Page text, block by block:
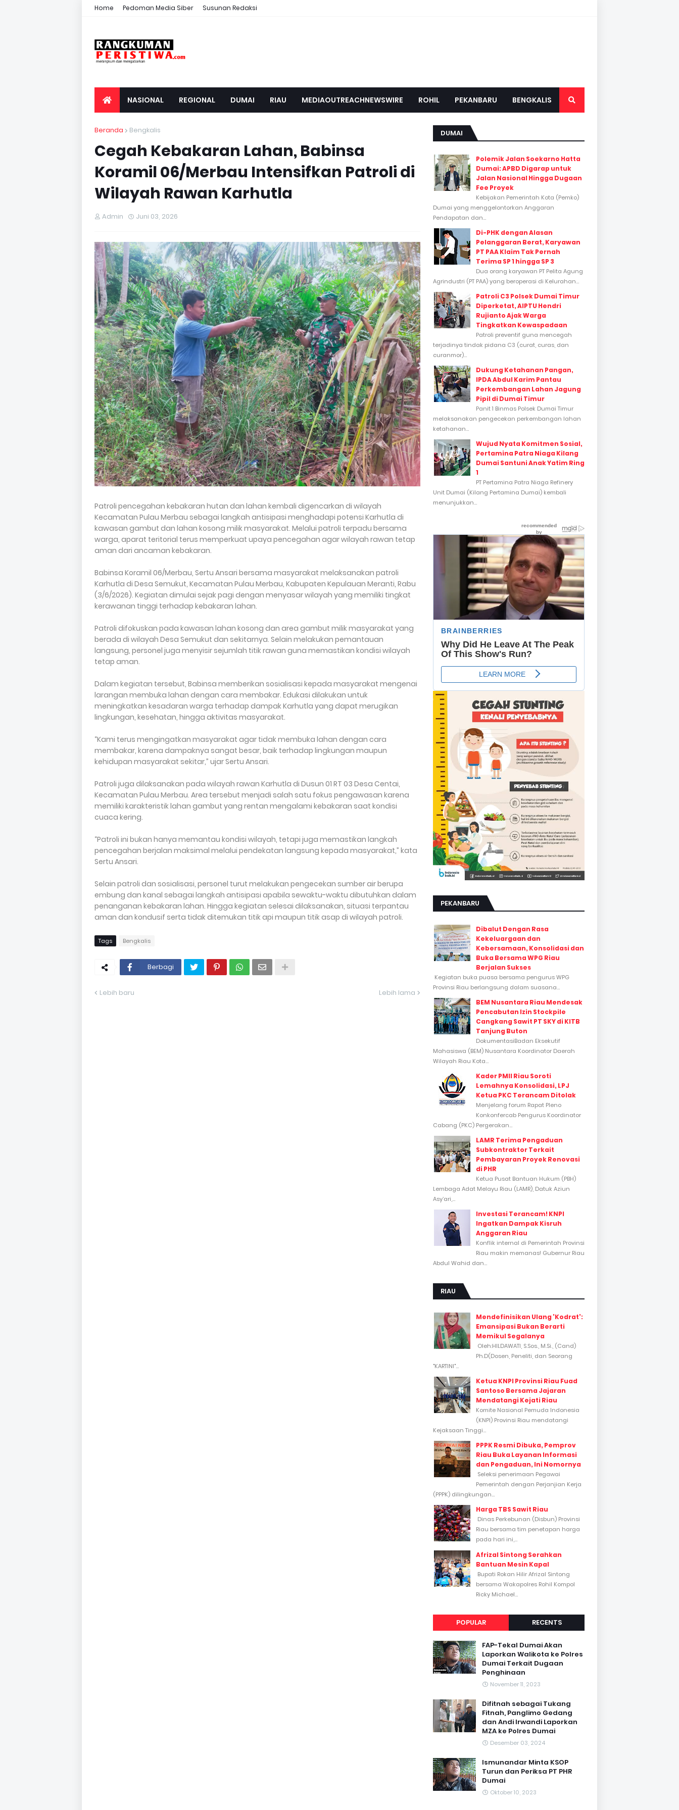
Home Pedoman Media Siber Susunan Redaksi
NASIONAL REGIONAL DUMAI RIAU MEDIAOUTREACHNEWSWIRE ROHIL PEKANBARU BENGKALIS
Beranda Bengkalis
Cegah Kebakaran Lahan, Babinsa
Koramil 06/Merbau Intensifkan Patroli di
Wilayah Rawan Karhutla
Admin Juni 03, 2026
Patroli pencegahan kebakaran hutan dan lahan kembali digencarkan di wilayah
Kecamatan Pulau Merbau sebagai langkah antisipasi menghadapi potensi Karhutla di
kawasan gambut dan lahan kosong milik masyarakat. Melalui patroli terpadu bersama
warga, aparat teritorial terus memperkuat upaya pencegahan agar wilayah rawan tetap
aman dari ancaman kebakaran.
Babinsa Koramil 06/Merbau, Sertu Ansari bersama masyarakat melaksanakan patroli
Karhutla di Desa Semukut, Kecamatan Pulau Merbau, Kabupaten Kepulauan Meranti, Rabu
(3/6/2026). Kegiatan dimulai sejak pagi dengan menyasar wilayah yang memiliki tingkat
kerawanan tinggi terhadap kebakaran lahan.
Patroli difokuskan pada kawasan lahan kosong dan area gambut milik masyarakat yang
berada di wilayah Desa Semukut dan sekitarnya. Selain melakukan pemantauan
langsung, personel juga menyisir sejumlah titik rawan guna memastikan kondisi wilayah
tetap aman.
Dalam kegiatan tersebut, Babinsa memberikan sosialisasi kepada masyarakat mengenai
larangan membuka lahan dengan cara membakar. Edukasi dilakukan untuk
meningkatkan kesadaran warga terhadap dampak Karhutla yang dapat merugikan
lingkungan, kesehatan, hingga aktivitas masyarakat.
“Kami terus mengingatkan masyarakat agar tidak membuka lahan dengan cara
membakar, karena dampaknya sangat besar, baik terhadap lingkungan maupun
kehidupan masyarakat sekitar,” ujar Sertu Ansari.
Patroli juga dilaksanakan pada wilayah rawan Karhutla di Dusun 01 RT 03 Desa Centai,
Kecamatan Pulau Merbau. Area tersebut menjadi salah satu fokus pengawasan karena
memiliki karakteristik lahan gambut yang rentan mengalami kebakaran saat kondisi
cuaca kering.
“Patroli ini bukan hanya memantau kondisi wilayah, tetapi juga memastikan langkah
pencegahan berjalan maksimal melalui pendekatan langsung kepada masyarakat,” kata
Sertu Ansari.
Selain patroli dan sosialisasi, personel turut melakukan pengecekan sumber air berupa
embung dan kanal sebagai langkah antisipasi apabila sewaktu-waktu dibutuhkan dalam
penanganan kebakaran lahan. Hingga kegiatan selesai dilaksanakan, situasi terpantau
aman dan kondusif serta tidak ditemukan titik api maupun titik asap di wilayah patroli.
Tags Bengkalis
Berbagi
Lebih baru Lebih lama
DUMAI
Polemik Jalan Soekarno Hatta
Dumai: APBD Digarap untuk
Jalan Nasional Hingga Dugaan
Fee Proyek
Kebijakan Pemerintah Kota (Pemko)
Dumai yang menggelontorkan Anggaran
Pendapatan dan...
Di-PHK dengan Alasan
Pelanggaran Berat, Karyawan
PT PAA Klaim Tak Pernah
Terima SP 1 hingga SP 3
Dua orang karyawan PT Pelita Agung
Agrindustri (PT PAA) yang beroperasi di Kelurahan...
Patroli C3 Polsek Dumai Timur
Diperketat, AIPTU Hendri
Rujianto Ajak Warga
Tingkatkan Kewaspadaan
Patroli preventif guna mencegah
terjadinya tindak pidana C3 (curat, curas, dan
curanmor)...
Dukung Ketahanan Pangan,
IPDA Abdul Karim Pantau
Perkembangan Lahan Jagung
Pipil di Dumai Timur
Panit 1 Binmas Polsek Dumai Timur
melaksanakan pengecekan perkembangan lahan
ketahanan...
Wujud Nyata Komitmen Sosial,
Pertamina Patra Niaga Kilang
Dumai Santuni Anak Yatim Ring
1
PT Pertamina Patra Niaga Refinery
Unit Dumai (Kilang Pertamina Dumai) kembali
menunjukkan...
PEKANBARU
Dibalut Dengan Rasa
Kekeluargaan dan
Kebersamaan, Konsolidasi dan
Buka Bersama WPG Riau
Berjalan Sukses
Kegiatan buka puasa bersama pengurus WPG
Provinsi Riau berlangsung dalam suasana...
BEM Nusantara Riau Mendesak
Pencabutan Izin Stockpile
Cangkang Sawit PT SKY di KITB
Tanjung Buton
DokumentasiBadan Eksekutif
Mahasiswa (BEM) Nusantara Koordinator Daerah
Wilayah Riau Kota...
Kader PMII Riau Soroti
Lemahnya Konsolidasi, LPJ
Ketua PKC Terancam Ditolak
Menjelang forum Rapat Pleno
Konkonfercab Pengurus Koordinator
Cabang (PKC) Pergerakan...
LAMR Terima Pengaduan
Subkontraktor Terkait
Pembayaran Proyek Renovasi
di PHR
Ketua Pusat Bantuan Hukum (PBH)
Lembaga Adat Melayu Riau (LAMR), Datuk Aziun
Asy’ari,...
Investasi Terancam! KNPI
Ingatkan Dampak Kisruh
Anggaran Riau
Konflik internal di Pemerintah Provinsi
Riau makin memanas! Gubernur Riau
Abdul Wahid dan...
RIAU
Mendefinisikan Ulang 'Kodrat':
Emansipasi Bukan Berarti
Memikul Segalanya
Oleh:HILDAWATI, S.Sos., M.Si., (Cand)
Ph.D(Dosen, Peneliti, dan Seorang
"KARTINI"...
Ketua KNPI Provinsi Riau Fuad
Santoso Bersama Jajaran
Mendatangi Kejati Riau
Komite Nasional Pemuda Indonesia
(KNPI) Provinsi Riau mendatangi
Kejaksaan Tinggi...
PPPK Resmi Dibuka, Pemprov
Riau Buka Layanan Informasi
dan Pengaduan, Ini Nomornya
Seleksi penerimaan Pegawai
Pemerintah dengan Perjanjian Kerja
(PPPK) dilingkungan...
Harga TBS Sawit Riau
Dinas Perkebunan (Disbun) Provinsi
Riau bersama tim penetapan harga
pada hari ini,...
Afrizal Sintong Serahkan
Bantuan Mesin Kapal
Bupati Rokan Hilir Afrizal Sintong
bersama Wakapolres Rohil Kompol
Ricky Michael...
POPULAR RECENTS
FAP-Tekal Dumai Akan
Laporkan Walikota ke Polres
Dumai Terkait Dugaan
Penghinaan
November 11, 2023
Difitnah sebagai Tukang
Fitnah, Panglimo Gedang
dan Andi Irwandi Laporkan
MZA ke Polres Dumai
Desember 03, 2024
Ismunandar Minta KSOP
Turun dan Periksa PT PHR
Dumai
Oktober 10, 2023